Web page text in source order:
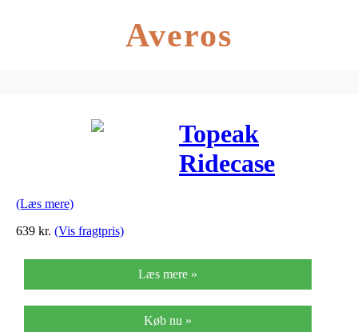
Averos
Topeak
Ridecase
(Læs mere)
639 kr. (Vis fragtpris)
Læs mere »
Køb nu »